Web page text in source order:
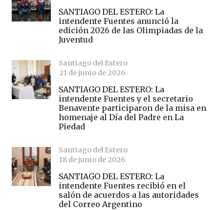
SANTIAGO DEL ESTERO: La
intendente Fuentes anunció la
edición 2026 de las Olimpiadas de la
Juventud
Santiago del Estero
21 de junio de 2026
SANTIAGO DEL ESTERO: La
intendente Fuentes y el secretario
Benavente participaron de la misa en
homenaje al Día del Padre en La
Piedad
Santiago del Estero
18 de junio de 2026
SANTIAGO DEL ESTERO: La
intendente Fuentes recibió en el
salón de acuerdos a las autoridades
del Correo Argentino